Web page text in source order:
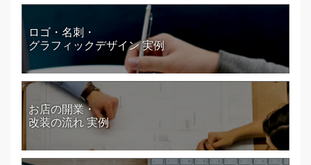
ロゴ・名刺・
グラフィックデザイン 実例
お店の開業・
改装の流れ 実例